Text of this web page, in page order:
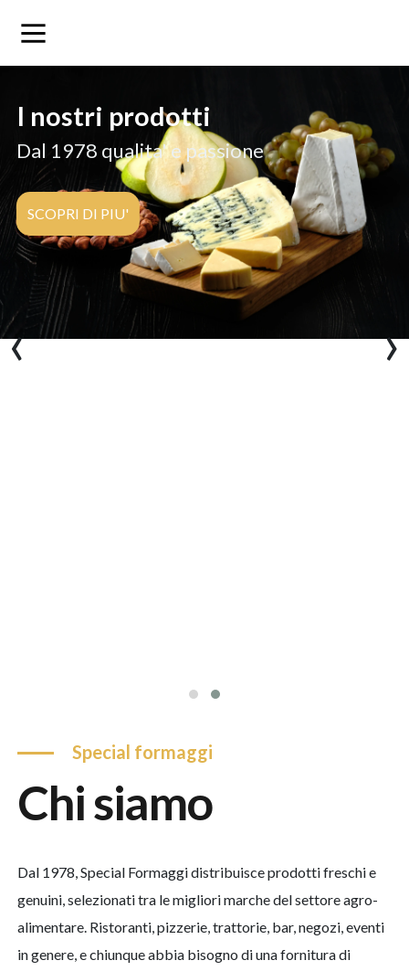
i nostri prodotti
dal 1978 qualita' e passione
SCOPRI DI PIU'
‹ ›
special formaggi
chi siamo
Dal 1978, Special Formaggi distribuisce prodotti freschi e
genuini, selezionati tra le migliori marche del settore agro-
alimentare. Ristoranti, pizzerie, trattorie, bar, negozi, eventi
in genere, e chiunque abbia bisogno di una fornitura di